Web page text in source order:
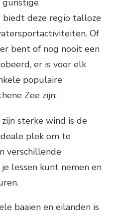
gunstige
biedt deze regio talloze
Of
bent of nog nooit een
er is voor elk
populaire
Zee zijn:
sterke wind is de
plek om te
verschillende
lessen kunt nemen en
baaien en eilanden is